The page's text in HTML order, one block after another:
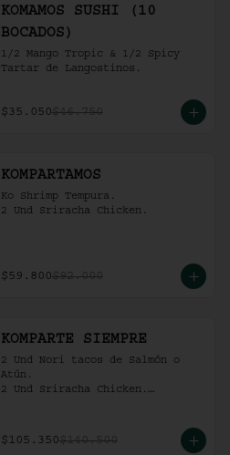
KOMAMOS SUSHI (10
BOCADOS)
1/2 Mango Tropic & 1/2 Spicy
Tartar de Langostinos.
$35.050$46.750
KOMPARTAMOS
Ko Shrimp Tempura.
2 Und Sriracha Chicken.
$59.800$92.000
KOMPARTE SIEMPRE
2 Und Nori tacos de Salmón o
Atún.
2 Und Sriracha Chicken.
$105.350$140.500